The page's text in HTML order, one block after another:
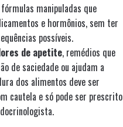
manipuladas que
e hormônios, sem ter
possíveis.
de apetite, remédios que
de saciedade ou ajudam a
dos alimentos deve ser
cautela e só pode ser prescrito